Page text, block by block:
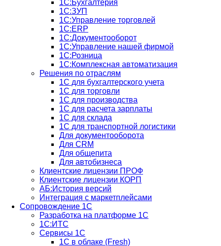
1С:Бухгалтерия
1С:ЗУП
1С:Управление торговлей
1С:ERP
1C:Документооборот
1С:Управление нашей фирмой
1С:Розница
1С:Комплексная автоматизация
Решения по отраслям
1С для бухгалтерского учета
1С для торговли
1С для производства
1C для расчета зарплаты
1С для склада
1С для транспортной логистики
Для документооборота
Для CRM
Для общепита
Для автобизнеса
Клиентские лицензии ПРОФ
Клиентские лицензии КОРП
АБ:История версий
Интеграция с маркетплейсами
Сопровождение 1С
Разработка на платформе 1С
1С:ИТС
Сервисы 1С
1С в облаке (Fresh)